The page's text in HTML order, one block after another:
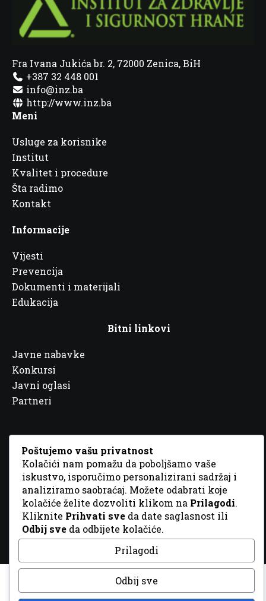
Fra Ivana Jukića br. 2, 72000 Zenica, BiH
+387 32 448 001
info@inz.ba
http://www.inz.ba
Meni
Usluge za korisnike
Institut
Kvalitet i procedure
Šta radimo
Kontakt
Informacije
Vijesti
Prevencija
Dokumenti i materijali
Edukacija
Bitni linkovi
Javne nabavke
Konkursi
Javni oglasi
Partneri
© 2026 Sva prava zadržana. DizajnGordonDM
Poštujemo vašu privatnost
Kolačići nam pomažu da poboljšamo vaše
iskustvo, isporučimo personalizirani sadržaj i
analiziramo saobraćaj. Možete odabrati koje
kolačiće želite dozvoliti klikom na Prilagodi.
Kliknite Prihvati sve da date saglasnost ili
Odbij sve da odbijete kolačiće.
Prilagodi
Odbij sve